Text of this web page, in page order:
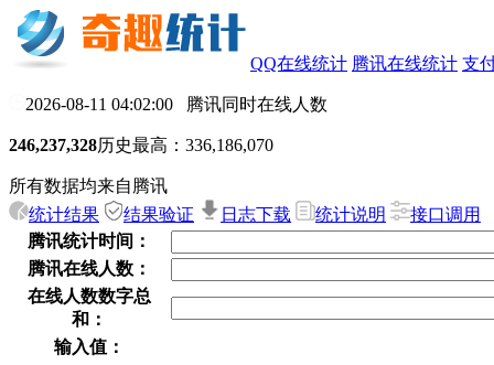
QQ在线统计 腾讯在线统计 支
2026-08-11 04:02:00 腾讯同时在线人数
246,237,328历史最高：336,186,070
所有数据均来自腾讯
统计结果
结果验证 日志下载 统计说明
接口调用
腾讯统计时间：
腾讯在线人数：
在线人数数字总
和：
输入值：